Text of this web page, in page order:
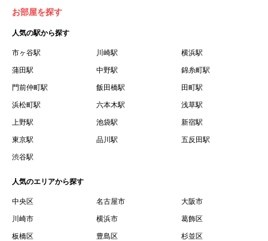
録した情報、本サービス利用中に当社が登録を求めた情報
った場合の当該情報を意味します。
７.「本会員制度」とは、会員による本サービスの利用の促
進を目的とした会員制度を意味します。
借契約書およびオプション注文書を意味します。
９.「契約期間開始日」とは、定期建物賃貸借契約（以下
「賃貸借契約」と言います）の開始日のことで、利用者の
賃借権が発生する日を意味します。
するために、選んだ物件を保留することを意味します。
１１.「予約情報」とは、物件を予約するために必要な当社
所定の情報を意味します。物件情報や期間、オプション等
お部屋を探す
人気の駅から探す
市ヶ谷駅 川崎駅 横浜駅
蒲田駅 中野駅 錦糸町駅
門前仲町駅 飯田橋駅 田町駅
浜松町駅 六本木駅 浅草駅
上野駅 池袋駅 新宿駅
東京駅 品川駅 五反田駅
渋谷駅
人気のエリアから探す
中央区 名古屋市 大阪市
川崎市 横浜市 葛飾区
板橋区 豊島区 杉並区